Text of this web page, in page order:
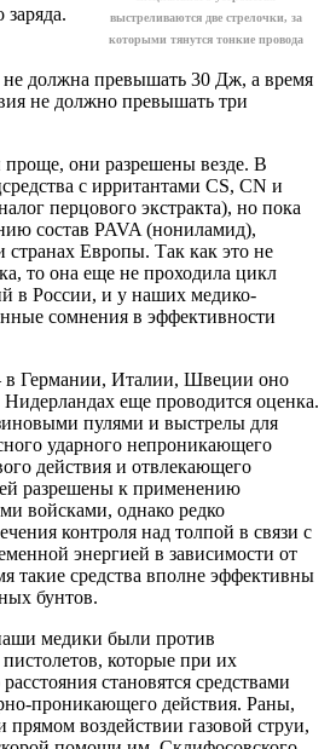
выстреливаются две стрелочки, за
которыми тянутся тонкие провода
заряда.
не должна превышать 30 Дж, а время
не должно превышать три
они разрешены везде. В
с ирритантами CS, CN и
перцового экстракта), но пока
состав PAVA (нониламид),
Европы. Так как это не
то она еще не проходила цикл
в России, и у наших медико-
сомнения в эффективности
в Германии, Италии, Швеции оно
Нидерландах еще проводится оценка.
пулями и выстрелы для
ударного непроникающего
действия и отвлекающего
разрешены к применению
войсками, однако редко
контроля над толпой в связи с
энергией в зависимости от
такие средства вполне эффективны
бунтов.
медики были против
которые при их
становятся средствами
проникающего действия. Раны,
прямом воздействии газовой струи,